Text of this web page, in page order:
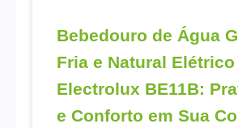
Bebedouro de Água
Fria e Natural Elétrico
Electrolux BE11B:
e Conforto em Sua